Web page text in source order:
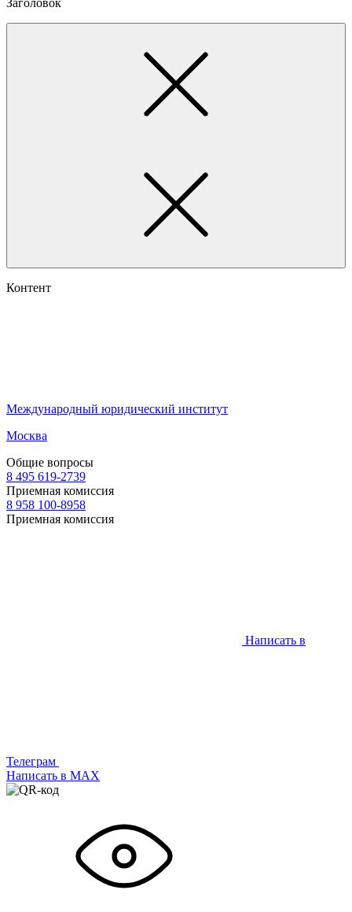
Контент
Международный юридический институт
Москва
Общие вопросы
8 495 619-2739
Приемная комиссия
8 958 100-8958
Приемная комиссия
Написать в
Телеграм
Написать в МАХ